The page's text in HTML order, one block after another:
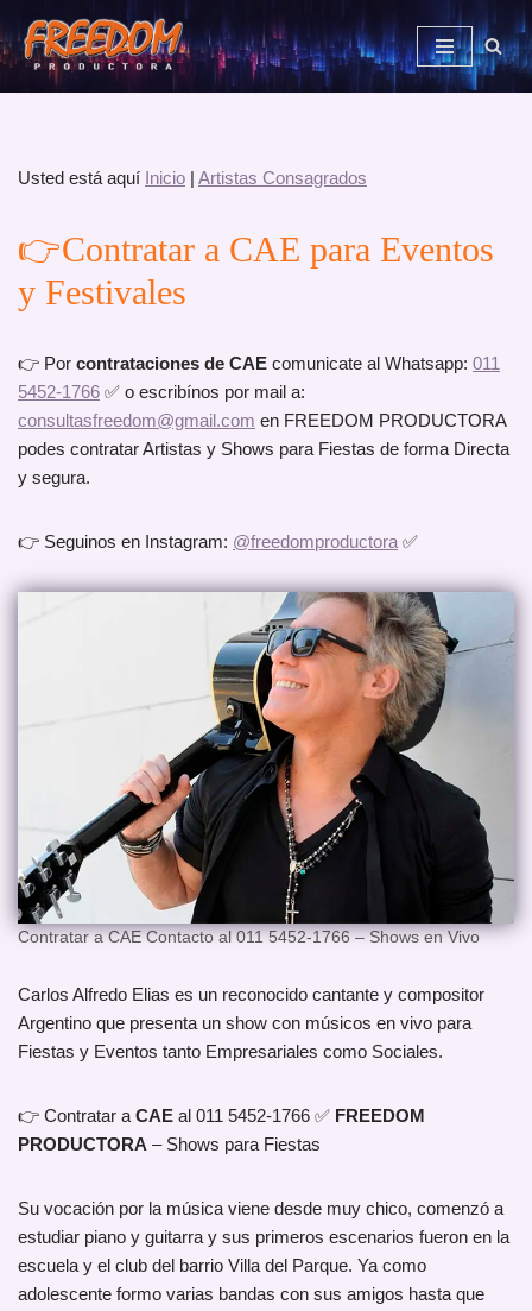
Saltar
al
Usted está aquí Inicio | Artistas Consagrados
👉Contratar a CAE para Eventos
y Festivales
👉 Por contrataciones de CAE comunicate al Whatsapp: 011
5452-1766 ✅ o escribínos por mail a:
consultasfreedom@gmail.com en FREEDOM PRODUCTORA
podes contratar Artistas y Shows para Fiestas de forma Directa
y segura.
👉 Seguinos en Instagram: @freedomproductora ✅
Contratar a CAE Contacto al 011 5452-1766 – Shows en Vivo
Carlos Alfredo Elias es un reconocido cantante y compositor
Argentino que presenta un show con músicos en vivo para
Fiestas y Eventos tanto Empresariales como Sociales.
👉 Contratar a CAE al 011 5452-1766 ✅ FREEDOM
PRODUCTORA – Shows para Fiestas
Su vocación por la música viene desde muy chico, comenzó a
estudiar piano y guitarra y sus primeros escenarios fueron en la
escuela y el club del barrio Villa del Parque. Ya como
adolescente formo varias bandas con sus amigos hasta que